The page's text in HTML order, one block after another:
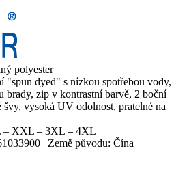
polyester
"spun dyed" s nízkou spotřebou vody,
brady, zip v kontrastní barvě, 2 boční
švy, vysoká UV odolnost, pratelné na
– XXL – 3XL – 4XL
| Země původu: Čína